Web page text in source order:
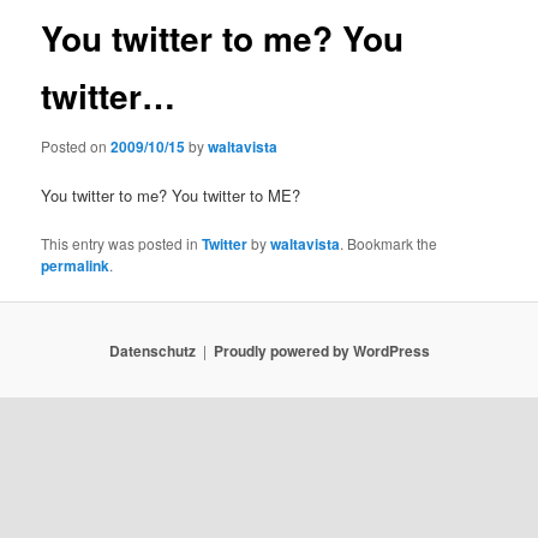
You twitter to me? You
twitter…
Posted on2009/10/15bywaltavista
You twitter to me? You twitter to ME?
This entry was posted inTwitterbywaltavista. Bookmark the
permalink.
Datenschutz Proudly powered by WordPress